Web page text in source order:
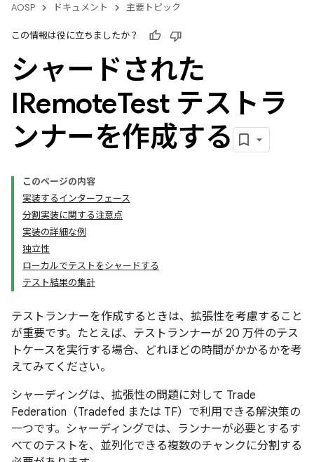
AOSP ドキュメント 主要トピック
この情報は役に立ちましたか？
シャードされた
IRemoteTest テストラ
ンナーを作成する
このページの内容
実装するインターフェース
分割実装に関する注意点
実装の詳細な例
独立性
ローカルでテストをシャードする
テスト結果の集計
テストランナーを作成するときは、拡張性を考慮すること
が重要です。たとえば、テストランナーが 20 万件のテス
トケースを実行する場合、どれほどの時間がかかるかを考
えてみてください。
シャーディングは、拡張性の問題に対して Trade
Federation（Tradefed または TF）で利用できる解決策の
一つです。シャーディングでは、ランナーが必要とするす
べてのテストを、並列化できる複数のチャンクに分割する